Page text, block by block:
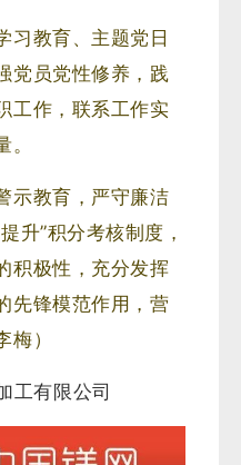
教育、主题党日
党员党性修养，践
工作，联系工作实
教育，严守廉洁
升”积分考核制度，
积极性，充分发挥
先锋模范作用，营
）
工有限公司